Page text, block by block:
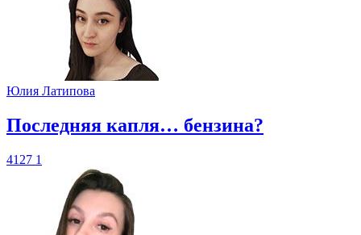
Юлия Латипова
​Последняя капля… бензина?
4127 1